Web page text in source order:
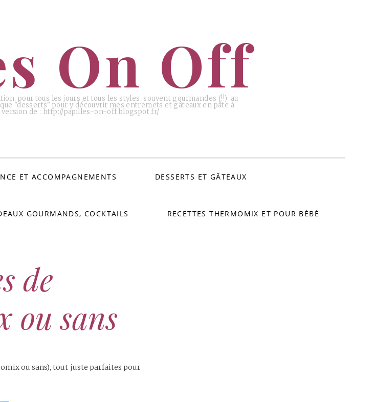
On Off
pour tous les jours et tous les styles, souvent gourmandes (!!), au
"desserts" pour y découvrir mes entremets et gâteaux en pâte à
version de : http://papilles-on-off.blogspot.fr/
ET ACCOMPAGNEMENTS DESSERTS ET GÂTEAUX
GOURMANDS, COCKTAILS RECETTES THERMOMIX ET POUR BÉBÉ
de
ou sans
ou sans), tout juste parfaites pour